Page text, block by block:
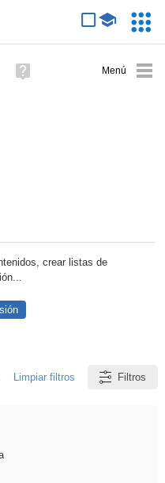
avanzada
Ayuda
(en
crear listas de
Limpiar filtros Filtros